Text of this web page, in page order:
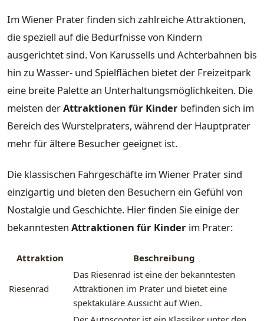
Im Wiener Prater finden sich zahlreiche Attraktionen,
die speziell auf die Bedürfnisse von Kindern
ausgerichtet sind. Von Karussells und Achterbahnen bis
hin zu Wasser- und Spielflächen bietet der Freizeitpark
eine breite Palette an Unterhaltungsmöglichkeiten. Die
meisten derAttraktionen für Kinder befinden sich im
Bereich des Wurstelpraters, während der Hauptprater
mehr für ältere Besucher geeignet ist.
Die klassischen Fahrgeschäfte im Wiener Prater sind
einzigartig und bieten den Besuchern ein Gefühl von
Nostalgie und Geschichte. Hier finden Sie einige der
bekanntesten Attraktionen für Kinder im Prater:
Attraktion Beschreibung
Riesenrad
Das Riesenrad ist eine der bekanntesten
Attraktionen im Prater und bietet eine
spektakuläre Aussicht auf Wien.